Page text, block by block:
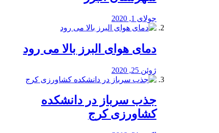
جولای 1, 2020
دمای هوای البرز بالا می رود
ژوئن 25, 2020
جذب سرباز در دانشکده
کشاورزی کرج